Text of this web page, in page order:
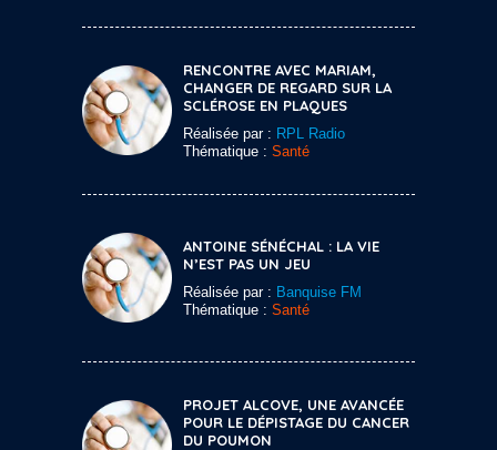
RENCONTRE AVEC MARIAM,
CHANGER DE REGARD SUR LA
SCLÉROSE EN PLAQUES
Réalisée par : RPL Radio
Thématique : Santé
ANTOINE SÉNÉCHAL : LA VIE
N’EST PAS UN JEU
Réalisée par : Banquise FM
Thématique : Santé
PROJET ALCOVE, UNE AVANCÉE
POUR LE DÉPISTAGE DU CANCER
DU POUMON